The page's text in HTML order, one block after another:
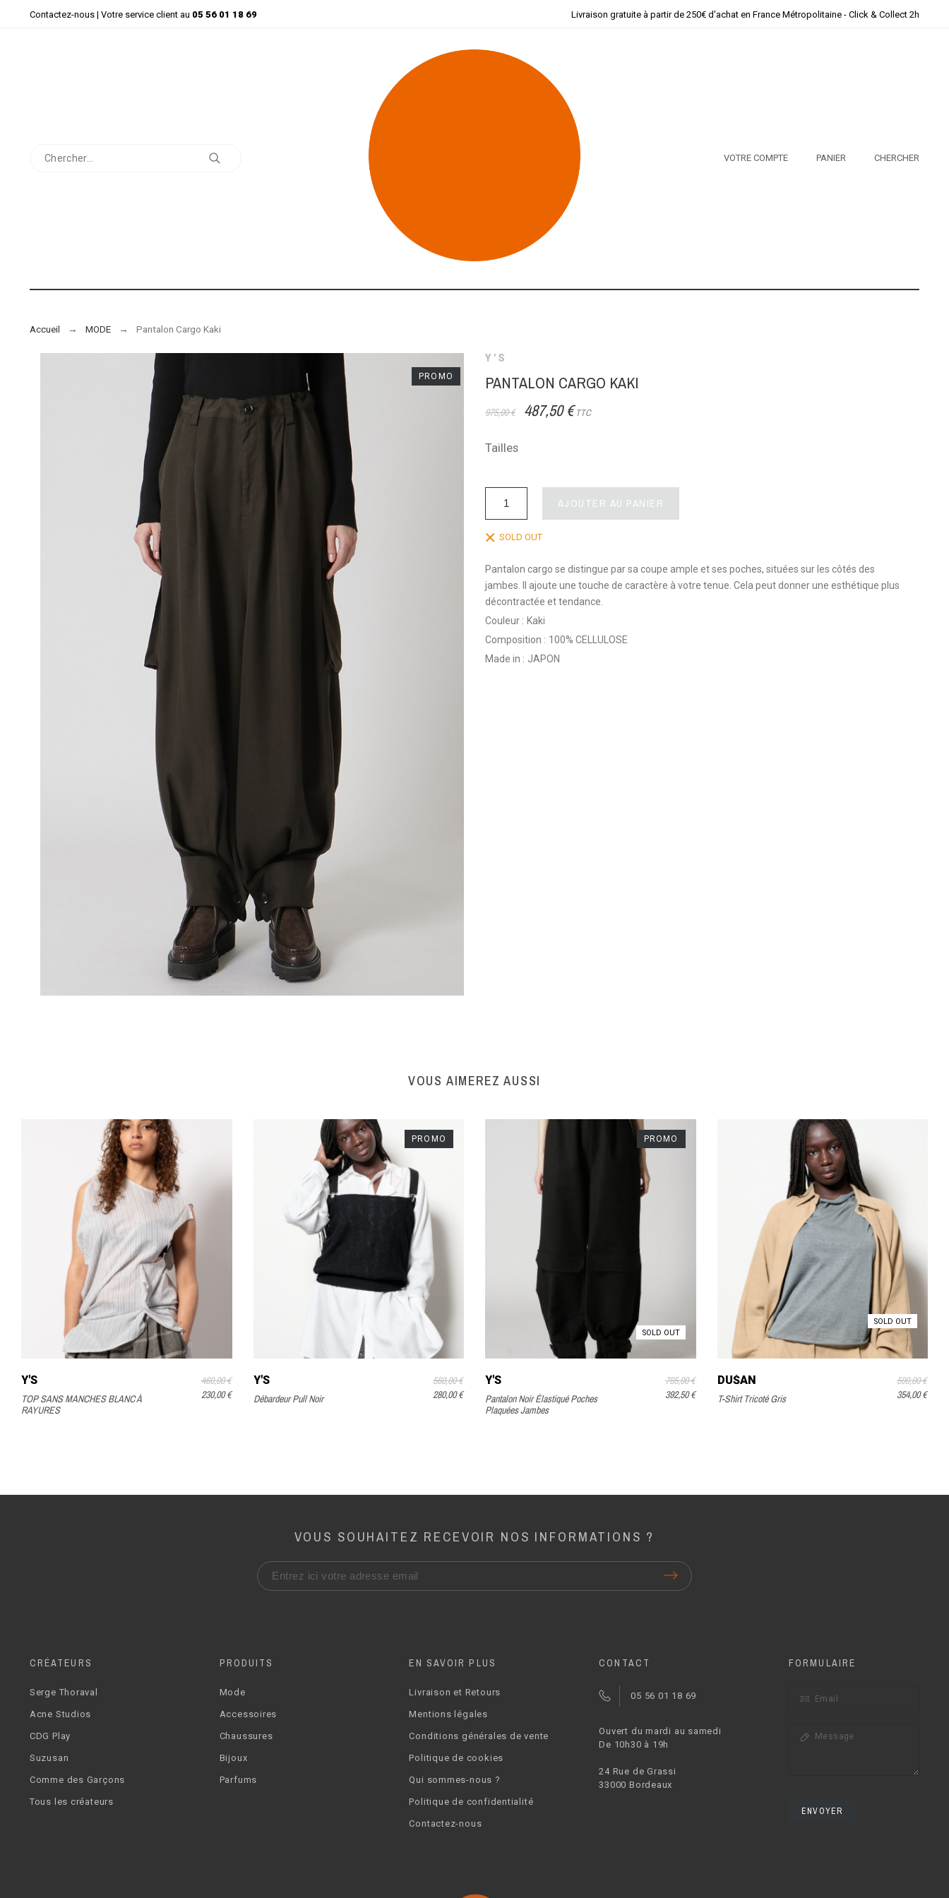
Contactez-nous| Votre service client au 05 56 01 18 69 Livraison gratuite à partir de 250€ d'achat en France Métropolitaine - Click & Collect 2h
VOTRE COMPTE PANIER CHERCHER
Accueil MODE Pantalon Cargo Kaki
PROMO
Y'S
PANTALON CARGO KAKI
975,00 € 487,50 € TTC
Tailles
AJOUTER AU PANIER
SOLD OUT
Pantalon cargo se distingue par sa coupe ample et ses poches, situées sur les côtés des
jambes. Il ajoute une touche de caractère à votre tenue. Cela peut donner une esthétique plus
décontractée et tendance.
Couleur : Kaki
Composition : 100% CELLULOSE
Made in : JAPON
VOUS AIMEREZ AUSSI
Y'S
TOP SANS MANCHES BLANC À
RAYURES
460,00 €
230,00 €
Y'S
Débardeur Pull Noir
560,00 €
280,00 €
PROMO
Y'S
Pantalon Noir Élastiqué Poches
Plaquées Jambes
785,00 €
392,50 €
SOLD OUT
PROMO
DUŠAN
T-Shirt Tricoté Gris
590,00 €
354,00 €
SOLD OUT
VOUS SOUHAITEZ RECEVOIR NOS INFORMATIONS ?
CRÉATEURS
Serge Thoraval
Acne Studios
CDG Play
Suzusan
Comme des Garçons
Tous les créateurs
PRODUITS
Mode
Accessoires
Chaussures
Bijoux
Parfums
EN SAVOIR PLUS
Livraison et Retours
Mentions légales
Conditions générales de vente
Politique de cookies
Qui sommes-nous ?
Politique de confidentialité
Contactez-nous
CONTACT
05 56 01 18 69
Ouvert du mardi au samedi
De 10h30 à 19h
24 Rue de Grassi
33000 Bordeaux
FORMULAIRE
ENVOYER